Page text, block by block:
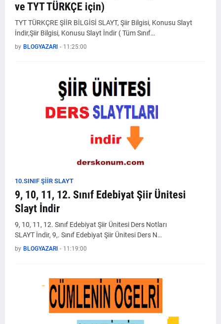
ve TYT TÜRKÇE için)
TYT TÜRKÇRE ŞİİR BİLGİSİ SLAYT, Şiir Bilgisi, Konusu Slayt
İndir,Şiir Bilgisi, Konusu Slayt İndir ( Tüm Sınıf…
by BLOGYAZARI - 11:25:00
10.SINIF ŞİİR SLAYT
9, 10, 11, 12. Sınıf Edebiyat Şiir Ünitesi
Slayt İndir
9, 10, 11, 12. Sınıf Edebiyat Şiir Ünitesi Ders Notları
SLAYT İndir, 9,. Sınıf Edebiyat Şiir Ünitesi Ders N…
by BLOGYAZARI - 11:19:00